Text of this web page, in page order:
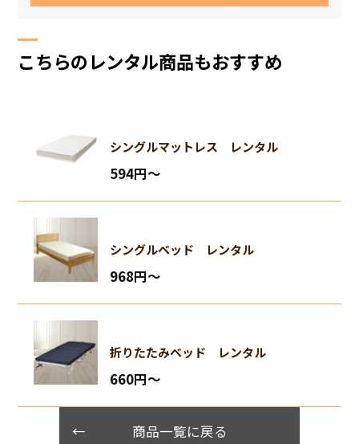
こちらのレンタル商品もおすすめ
シングルマットレス レンタル
594円〜
シングルベッド レンタル
968円〜
折りたたみベッド レンタル
660円〜
商品一覧に戻る